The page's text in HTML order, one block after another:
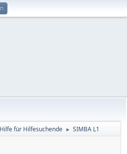
Hilfe für Hilfesuchende ► SIMBA L1